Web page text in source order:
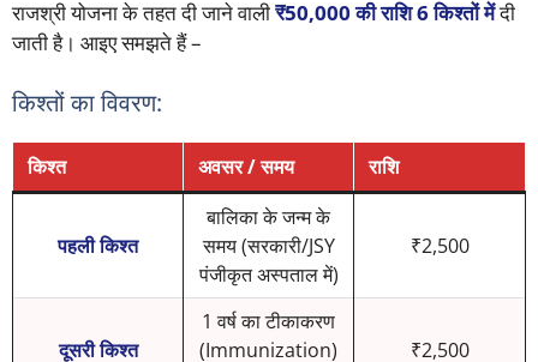
राजश्री योजना के तहत दी जाने वाली₹50,000 की राशि 6 किश्तों मेंदी
जाती है। आइए समझते हैं –
किश्तों का विवरण:
किश्त अवसर / समय राशि
पहली किश्त
बालिका के जन्म के
समय (सरकारी/JSY
पंजीकृत अस्पताल में)
₹2,500
दूसरी किश्त
1 वर्ष का टीकाकरण
(Immunization)
₹2,500